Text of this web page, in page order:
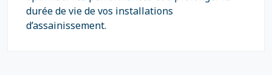
durée de vie de vos installations
d’assainissement.